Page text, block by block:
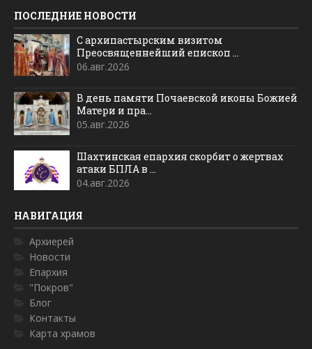
ПОСЛЕДНИЕ НОВОСТИ
С архипастырским визитом
Преосвященнейший епископ ...
06.авг.2026
В день памяти Почаевской иконы Божией
Матери и пра...
05.авг.2026
Шахтинская епархия скорбит о жертвах
атаки БПЛА в ...
04.авг.2026
НАВИГАЦИЯ
Архиерей
Новости
Епархия
"Покров"
Блог
Контакты
Карта храмов